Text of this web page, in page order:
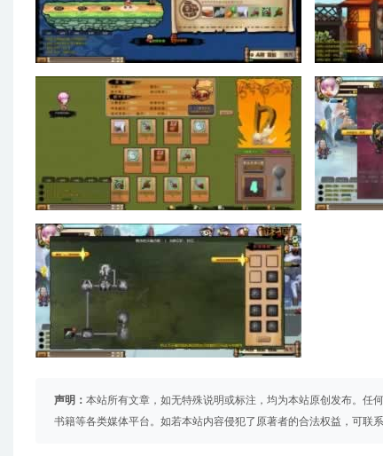
声明： 本站所有文章，如无特殊说明或标注，均为本站原创发布。任
书籍等各类媒体平台。如若本站内容侵犯了原著者的合法权益，可联系